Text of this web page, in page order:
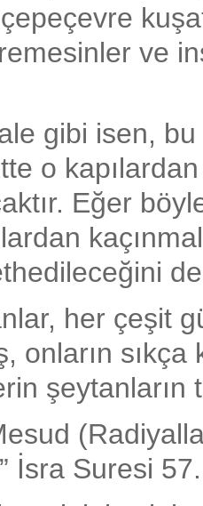
ve
gibi isen, bu
o
Eğer
her çeşit
onların sıkça
şeytanların
İsra Suresi